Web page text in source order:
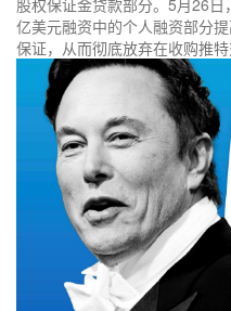
亿美元融资中的个人融资部分
保证，从而彻底放弃在收购推特